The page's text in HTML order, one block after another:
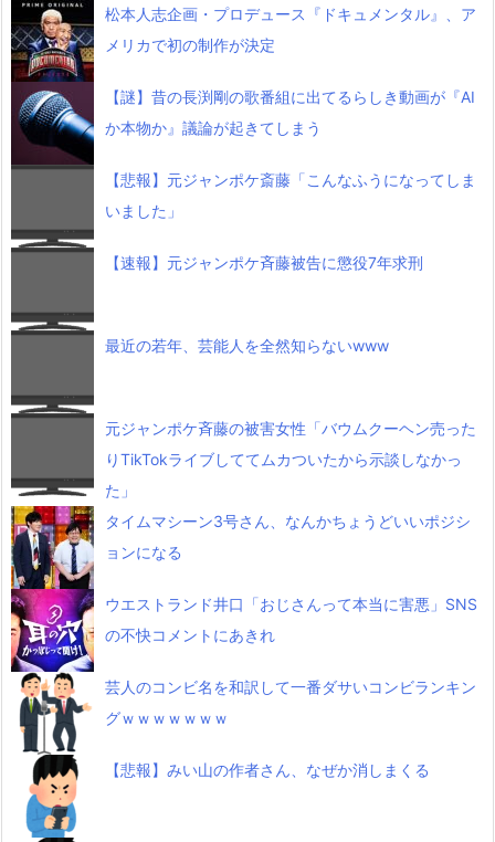
松本人志企画・プロデュース『ドキュメンタル』、ア
メリカで初の制作が決定
【謎】昔の長渕剛の歌番組に出てるらしき動画が『AI
か本物か』議論が起きてしまう
【悲報】元ジャンポケ斎藤「こんなふうになってしま
いました」
【速報】元ジャンポケ斉藤被告に懲役7年求刑
最近の若年、芸能人を全然知らないwww
元ジャンポケ斉藤の被害女性「バウムクーヘン売った
りTikTokライブしててムカついたから示談しなかっ
た」
タイムマシーン3号さん、なんかちょうどいいポジシ
ョンになる
ウエストランド井口「おじさんって本当に害悪」SNS
の不快コメントにあきれ
芸人のコンビ名を和訳して一番ダサいコンビランキン
グｗｗｗｗｗｗｗ
【悲報】みい山の作者さん、なぜか消しまくる